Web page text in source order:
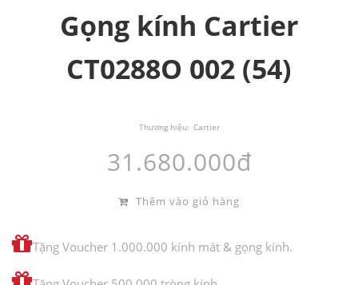
Gọng kính Cartier
CT0288O 002 (54)
Thương hiệu: Cartier
31.680.000đ
Thêm vào giỏ hàng
Tặng Voucher 1.000.000 kính mát & gọng kính.